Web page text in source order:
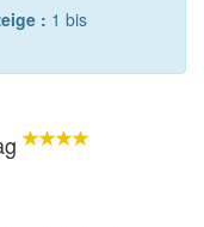
: 1 bis